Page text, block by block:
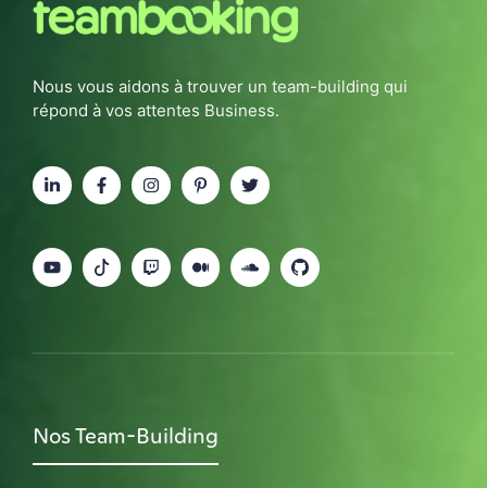
Nous vous aidons à trouver un team-building qui
répond à vos attentes Business.
Nos Team-Building